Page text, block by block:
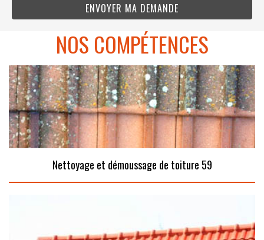
NOS COMPÉTENCES
Nettoyage et démoussage de toiture 59